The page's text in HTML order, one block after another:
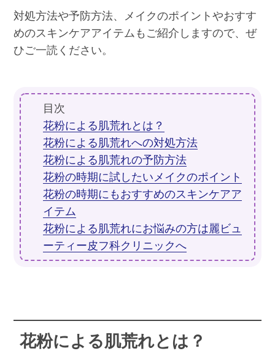
対処方法や予防方法、メイクのポイントやおすす
めのスキンケアアイテムもご紹介しますので、ぜ
ひご一読ください。
目次
花粉による肌荒れとは？
花粉による肌荒れへの対処方法
花粉による肌荒れの予防方法
花粉の時期に試したいメイクのポイント
花粉の時期にもおすすめのスキンケアア
イテム
花粉による肌荒れにお悩みの方は麗ビュ
ーティー皮フ科クリニックへ
花粉による肌荒れとは？